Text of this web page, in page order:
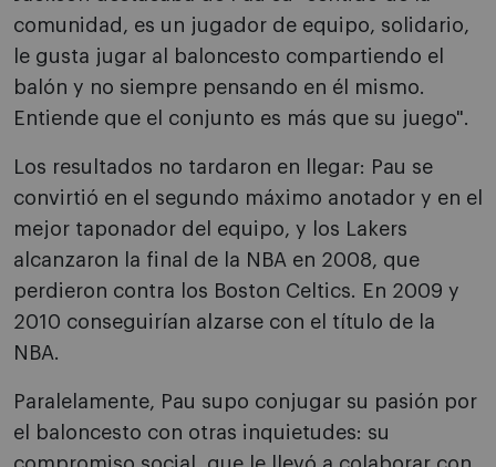
comunidad, es un jugador de equipo, solidario,
le gusta jugar al baloncesto compartiendo el
balón y no siempre pensando en él mismo.
Entiende que el conjunto es más que su juego".
Los resultados no tardaron en llegar: Pau se
convirtió en el segundo máximo anotador y en el
mejor taponador del equipo, y los Lakers
alcanzaron la final de la NBA en 2008, que
perdieron contra los Boston Celtics. En 2009 y
2010 conseguirían alzarse con el título de la
NBA.
Paralelamente, Pau supo conjugar su pasión por
el baloncesto con otras inquietudes: su